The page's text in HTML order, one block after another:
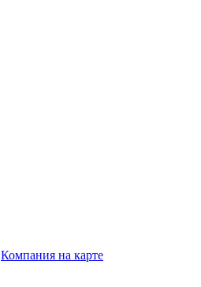
Компания на карте